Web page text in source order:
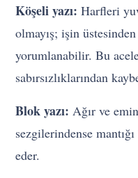
Köşeli yazı:Harfleri
olmayış; işin
yorumlanabilir. Bu
sabırsızlıklarından
Blok yazı: Ağır ve
sezgilerindense
eder.